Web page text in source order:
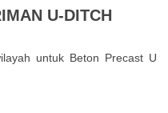
U-DITCH
untuk Beton Precast U